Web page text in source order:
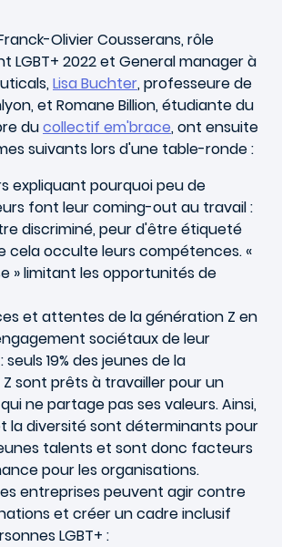
Olivier Cousserans, rôle
LGBT+ 2022 et General manager à
Lisa Buchter, professeure de
et Romane Billion, étudiante du
ducollectif em'brace, ont ensuite
suivants lors d'une table-ronde :
expliquant pourquoi peu de
font leur coming-out au travail :
discriminé, peur d'être étiqueté
cela occulte leurs compétences. «
» limitant les opportunités de
et attentes de la génération Z en
sociétaux de leur
19% des jeunes de la
sont prêts à travailler pour un
ne partage pas ses valeurs. Ainsi,
la diversité sont déterminants pour
talents et sont donc facteurs
pour les organisations.
entreprises peuvent agir contre
et créer un cadre inclusif
LGBT+ :